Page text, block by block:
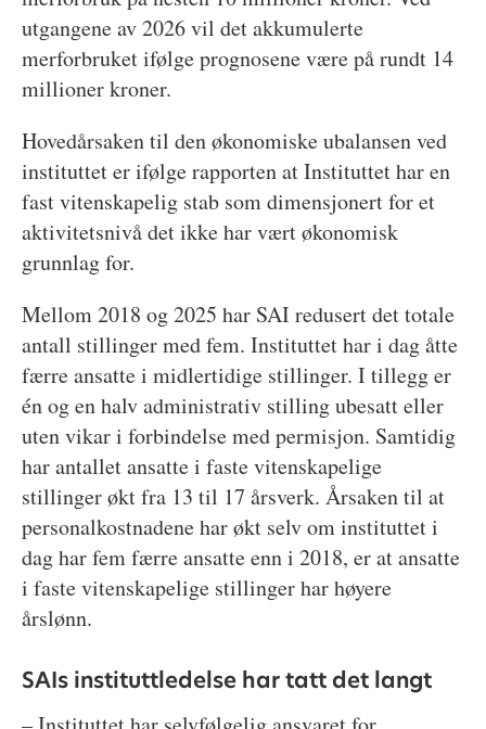
utgangene av 2026 vil det akkumulerte
merforbruket ifølge prognosene være på rundt 14
millioner kroner.
Hovedårsaken til den økonomiske ubalansen ved
instituttet er ifølge rapporten at Instituttet har en
fast vitenskapelig stab som dimensjonert for et
aktivitetsnivå det ikke har vært økonomisk
grunnlag for.
Mellom 2018 og 2025 har SAI redusert det totale
antall stillinger med fem. Instituttet har i dag åtte
færre ansatte i midlertidige stillinger. I tillegg er
én og en halv administrativ stilling ubesatt eller
uten vikar i forbindelse med permisjon. Samtidig
har antallet ansatte i faste vitenskapelige
stillinger økt fra 13 til 17 årsverk. Årsaken til at
personalkostnadene har økt selv om instituttet i
dag har fem færre ansatte enn i 2018, er at ansatte
i faste vitenskapelige stillinger har høyere
årslønn.
SAIs instituttledelse har tatt det langt